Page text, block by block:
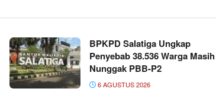
BPKPD Salatiga Ungkap
Penyebab 38.536 Warga Masih
Nunggak PBB-P2
6 AGUSTUS 2026